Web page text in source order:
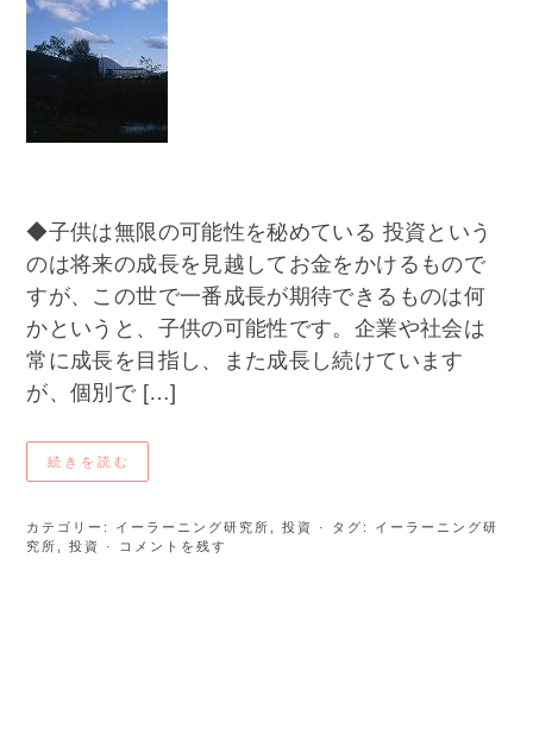
◆子供は無限の可能性を秘めている 投資という
のは将来の成長を見越してお金をかけるもので
すが、この世で一番成長が期待できるものは何
かというと、子供の可能性です。企業や社会は
常に成長を目指し、また成長し続けています
が、個別で […]
続きを読む
カテゴリー: イーラーニング研究所 ,投資 · タグ: イーラーニング研
究所
,投資 · コメントを残す